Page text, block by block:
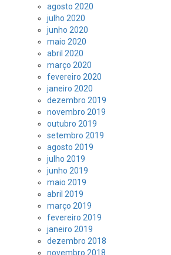
agosto 2020
julho 2020
junho 2020
maio 2020
abril 2020
março 2020
fevereiro 2020
janeiro 2020
dezembro 2019
novembro 2019
outubro 2019
setembro 2019
agosto 2019
julho 2019
junho 2019
maio 2019
abril 2019
março 2019
fevereiro 2019
janeiro 2019
dezembro 2018
novembro 2018